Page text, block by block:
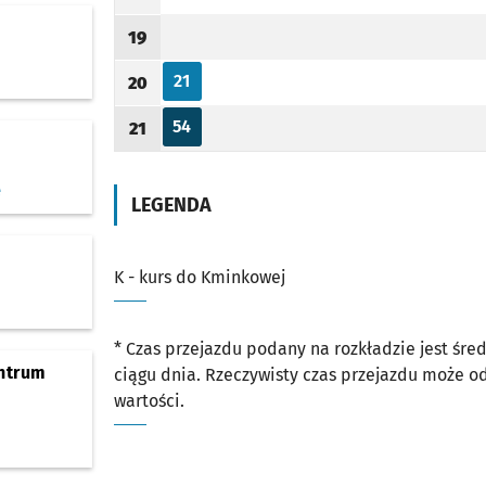
Godzina odjazdu
19
Godzina odjazdu
20 Odjazd
21
minut po godzinie 20
Godzina odjazdu
21 Odjazd
54
minut po godzinie 21
LEGENDA
K - kurs do Kminkowej
* Czas przejazdu podany na rozkładzie jest
ciągu dnia. Rzeczywisty czas przejazdu może
wartości.